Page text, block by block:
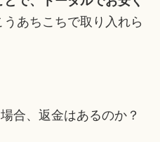
うあちこちで取り入れら
合、返金はあるのか？